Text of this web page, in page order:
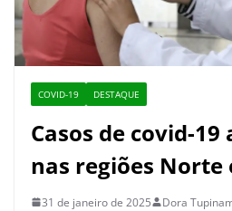
COVID-19 DESTAQUE
Casos de covid-
nas regiões Norte
31 de janeiro de 2025 Dora